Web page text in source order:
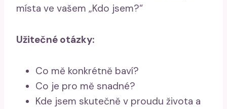
místa ve vašem „Kdo jsem?“
Užitečné otázky:
Co mě konkrétně baví?
Co je pro mě snadné?
Kde jsem skutečně v proudu života a